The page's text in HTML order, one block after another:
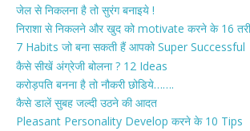
जेल से निकलना है तो सुरंग बनाइये !
निराशा से निकलने और खुद को motivate करने के 16
7 Habits जो बना सकती हैं आपको Super Successful
कैसे सीखें अंग्रेजी बोलना ? 12 Ideas
करोड़पति बनना है तो नौकरी छोडिये…….
कैसे डालें सुबह जल्दी उठने की आदत
Pleasant Personality Develop करने के 10 Tips